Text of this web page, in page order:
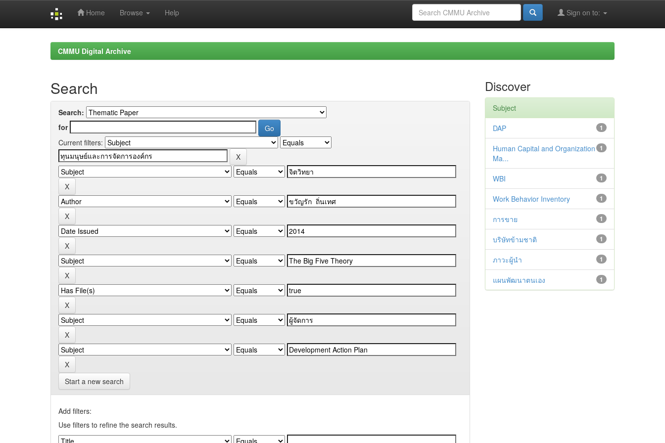
Home Browse Help Sign on to:
CMMU Digital Archive
Search
Search:
for
Current filters:
Start a new search
Add filters:
Use filters to refine the search results.
Discover
Subject
1
DAP
1
Human Capital and Organization
Ma...
1
WBI
1
Work Behavior Inventory
1
การขาย
1
บริษัทข้ามชาติ
1
ภาวะผู้นำ
1
แผนพัฒนาตนเอง